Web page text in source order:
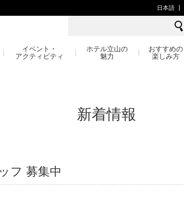
日本語
イベント・
アクティビティ
ホテル立山の
魅力
おすすめの
楽しみ方
新着情報
フ 募集中